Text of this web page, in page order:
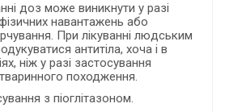
доз може виникнути у разі
фізичних навантажень або
При лікуванні людським
антитіла, хоча і в
ніж у разі застосування
походження.
з піоглітазоном.